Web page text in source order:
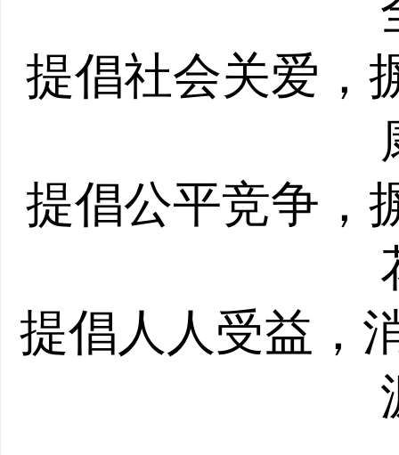
提倡社会关爱，
提倡公平竞争，
提倡人人受益，